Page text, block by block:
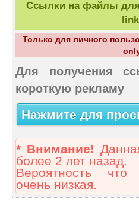
Ссылки на файлы для
Только для личного
Для получения
короткую рекламу
Нажмите для
* Внимание!
более 2 лет назад.
Вероятность
очень низкая.